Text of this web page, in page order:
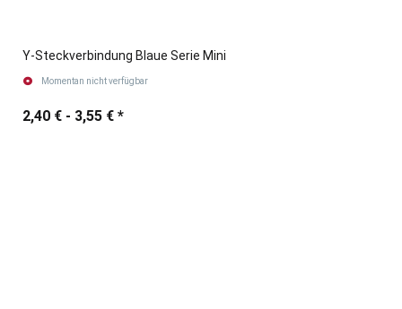
Y-Steckverbindung Blaue Serie Mini
Momentan nicht verfügbar
2,40 € - 3,55 € *